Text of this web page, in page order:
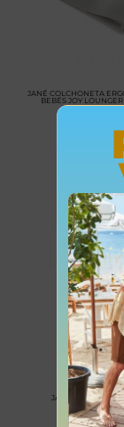
JANÉ COLCHONETA
BEBÉS JOY
JANÉ SILLA DE
MARCA: